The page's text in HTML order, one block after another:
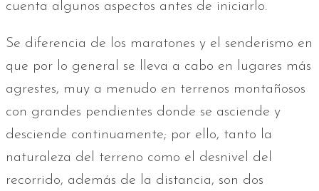
cuenta algunos aspectos antes de iniciarlo.
Se diferencia de los maratones y el senderismo en
que por lo general se lleva a cabo en lugares más
agrestes, muy a menudo en terrenos montañosos
con grandes pendientes donde se asciende y
desciende continuamente; por ello, tanto la
naturaleza del terreno como el desnivel del
recorrido, además de la distancia, son dos